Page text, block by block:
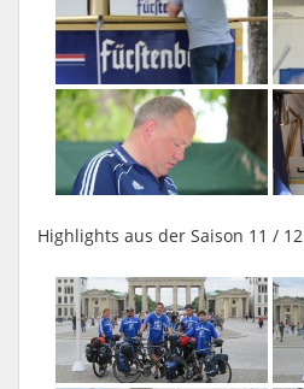
Highlights aus der Saison 11 / 12